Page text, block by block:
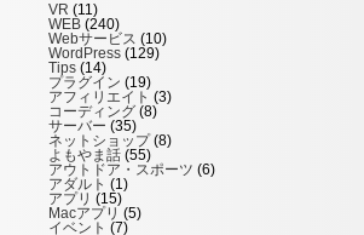
VR (11)
WEB (240)
Webサービス (10)
WordPress (129)
Tips (14)
プラグイン (19)
アフィリエイト (3)
コーディング (8)
サーバー (35)
ネットショップ(8)
よもやま話 (55)
アウトドア・スポーツ (6)
アダルト (1)
アプリ (15)
Macアプリ (5)
イベント (7)